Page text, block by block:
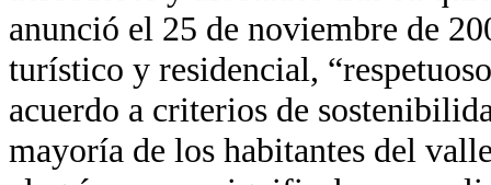
anunció el 25 de noviembre de
turístico y residencial,
acuerdo a criterios de
mayoría de los habitantes del